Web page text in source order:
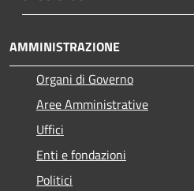
AMMINISTRAZIONE
Organi di Governo
Aree Amministrative
Uffici
Enti e fondazioni
Politici